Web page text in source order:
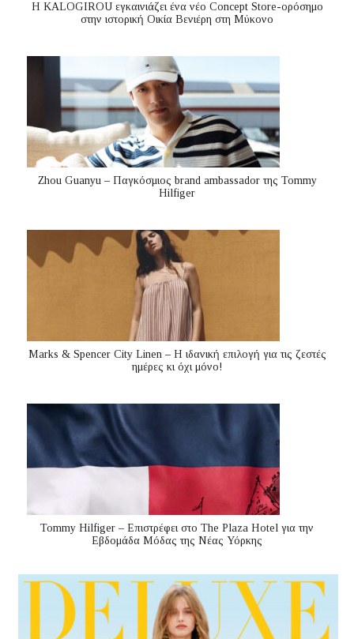
Η KALOGIROU εγκαινιάζει ένα νέο Concept Store-ορόσημο
στην ιστορική Οικία Βενιέρη στη Μύκονο
Zhou Guanyu – Παγκόσμιος brand ambassador της Tommy
Hilfiger
Marks & Spencer City Linen – Η ιδανική επιλογή για τις ζεστές
ημέρες κι όχι μόνο!
Tommy Hilfiger – Επιστρέφει στο The Plaza Hotel για την
Εβδομάδα Μόδας της Νέας Υόρκης